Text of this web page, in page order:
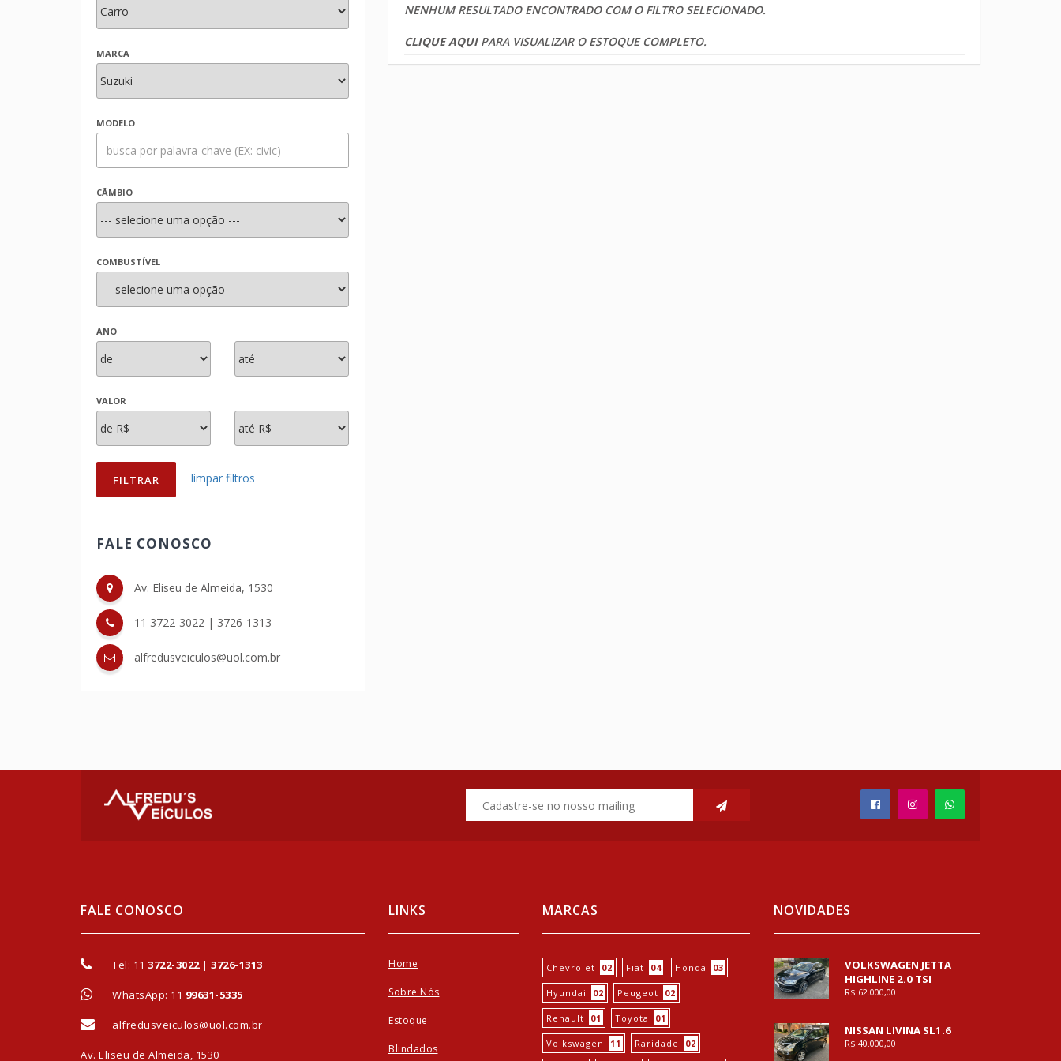
NENHUM RESULTADO ENCONTRADO COM O FILTRO SELECIONADO.
CLIQUE AQUIPARA VISUALIZAR O ESTOQUE COMPLETO.
MARCA
MODELO
CÂMBIO
COMBUSTÍVEL
ANO
VALOR
FILTRAR limpar filtros
FALE CONOSCO
Av. Eliseu de Almeida, 1530
11 3722-3022 | 3726-1313
alfredusveiculos@uol.com.br
FALE CONOSCO
Tel: 11 3722-3022| 3726-1313
WhatsApp: 11 99631-5335
alfredusveiculos@uol.com.br
Av. Eliseu de Almeida, 1530
LINKS
Home
Sobre Nós
Estoque
Blindados
MARCAS
Chevrolet 02 Fiat 04 Honda 03
Hyundai 02 Peugeot 02
Renault 01 Toyota 01
Volkswagen 11 Raridade 02
NOVIDADES
VOLKSWAGEN JETTA
HIGHLINE 2.0 TSI
R$ 62.000,00
NISSAN LIVINA SL1.6
R$ 40.000,00